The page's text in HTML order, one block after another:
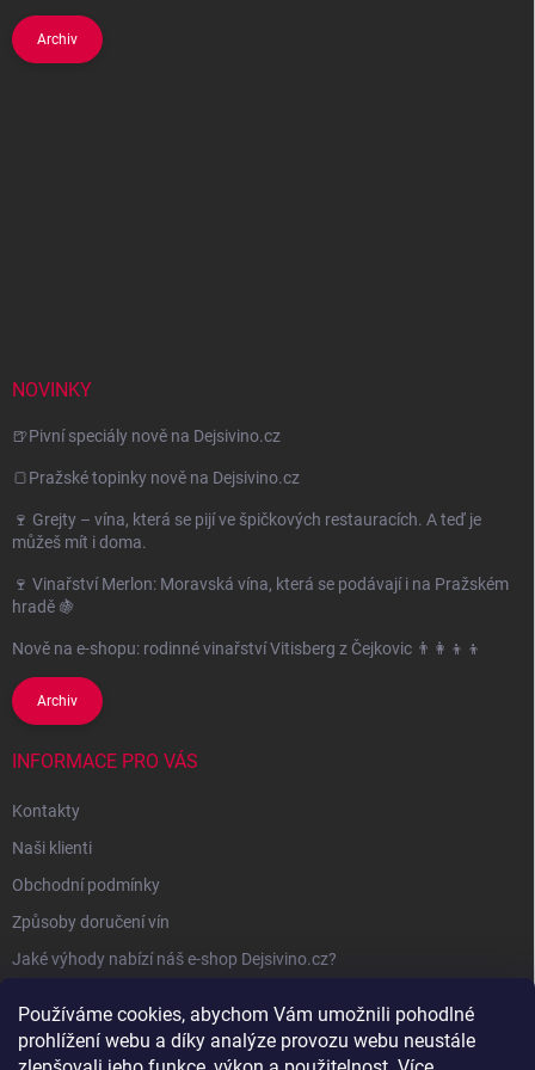
Používáme cookies, abychom Vám umožnili pohodlné
prohlížení webu a díky analýze provozu webu neustále
Archiv
NOVINKY
🍺Pivní speciály nově na Dejsivino.cz
🍞Pražské topinky nově na Dejsivino.cz
🍷 Grejty – vína, která se pijí ve špičkových restauracích. A teď je
můžeš mít i doma.
🍷 Vinařství Merlon: Moravská vína, která se podávají i na Pražském
hradě 🍇
Nově na e-shopu: rodinné vinařství Vitisberg z Čejkovic 👨‍👩‍👦‍👦
Archiv
INFORMACE PRO VÁS
Kontakty
Naši klienti
Obchodní podmínky
Způsoby doručení vín
Jaké výhody nabízí náš e-shop Dejsivino.cz?